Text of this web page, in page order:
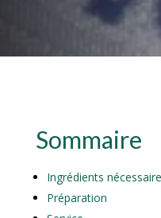
Sommaire
Ingrédients
Préparation